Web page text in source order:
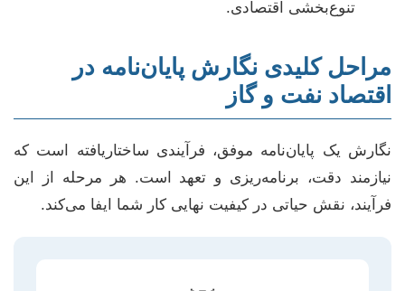
تنوع‌بخشی اقتصادی.
مراحل کلیدی نگارش پایان‌نامه در
اقتصاد نفت و گاز
نگارش یک پایان‌نامه موفق، فرآیندی ساختاریافته است که
نیازمند دقت، برنامه‌ریزی و تعهد است. هر مرحله از این
فرآیند، نقش حیاتی در کیفیت نهایی کار شما ایفا می‌کند.